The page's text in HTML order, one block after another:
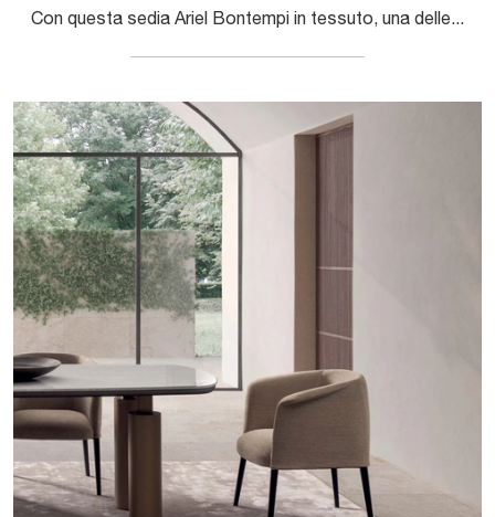
Con questa sedia Ariel Bontempi in tessuto, una delle nostre sedute fisse design, potrai impreziosire i tuoi locali.